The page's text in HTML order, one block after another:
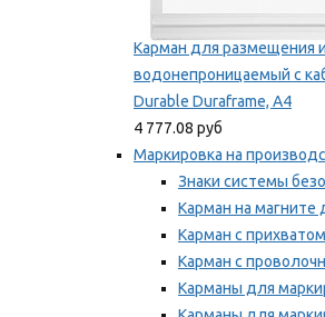
Карман для размещения
водонепроницаемый с
Durable Duraframe, А4
4 777.08 руб
Маркировка на
Знаки системы
Карман на магните
Карман с прихватом
Карман с
Карманы для